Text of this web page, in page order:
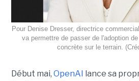
Pour Denise Dresser, directrice
va permettre de passer de l'adoption
concrète sur le terrain.
Début mai, OpenAI
lance sa